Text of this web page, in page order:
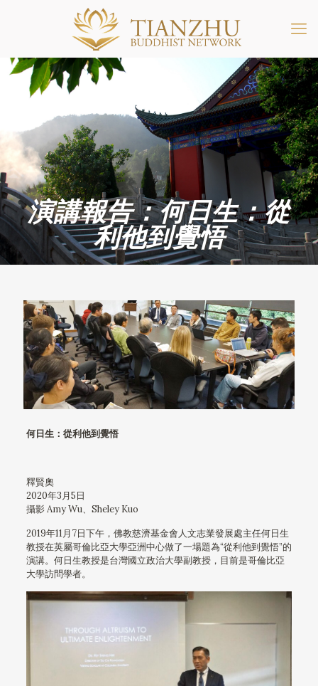
演講報告：何日生：從
利他到覺悟
何日生：從利他到覺悟
釋賢奧
2020年3月5日
攝影 Amy Wu、Sheley Kuo
2019年11月7日下午，佛教慈濟基金會人文志業發展處主任何日生
教授在英屬哥倫比亞大學亞洲中心做了一場題為“從利他到覺悟”的
演講。何日生教授是台灣國立政治大學副教授，目前是哥倫比亞
大學訪問學者。